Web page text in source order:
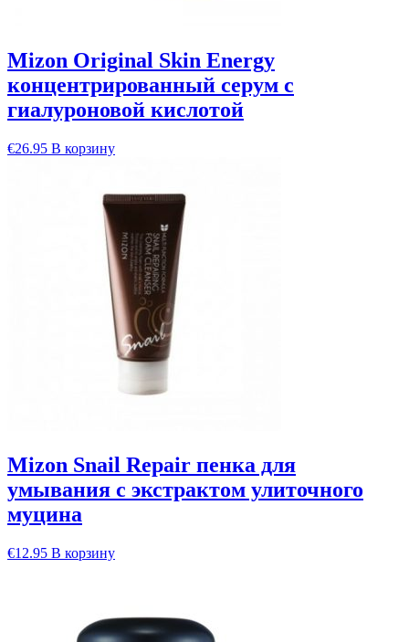
Mizon Original Skin Energy
концентрированный серум с
гиалуроновой кислотой
€26.95 В корзину
Mizon Snail Repair пенка для
умывания с экстрактом улиточного
муцина
€12.95 В корзину